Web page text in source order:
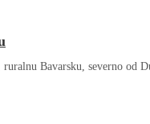
Bavarsku, severno od